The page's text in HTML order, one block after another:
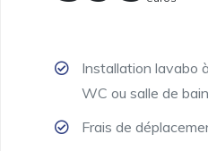
Installation lavabo
WC ou salle de bain
Frais de